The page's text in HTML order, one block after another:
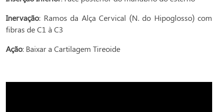
Inervação: Ramos da Alça Cervical (N. do Hipoglosso) com
fibras de C1 à C3
Ação: Baixar a Cartilagem Tireoide